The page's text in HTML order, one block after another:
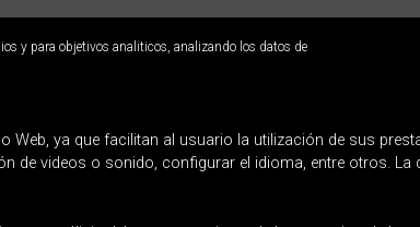
y para objetivos analiticos, analizando los datos de
Web, ya que facilitan al usuario la utilización de sus
de videos o sonido, configurar el idioma, entre otros.